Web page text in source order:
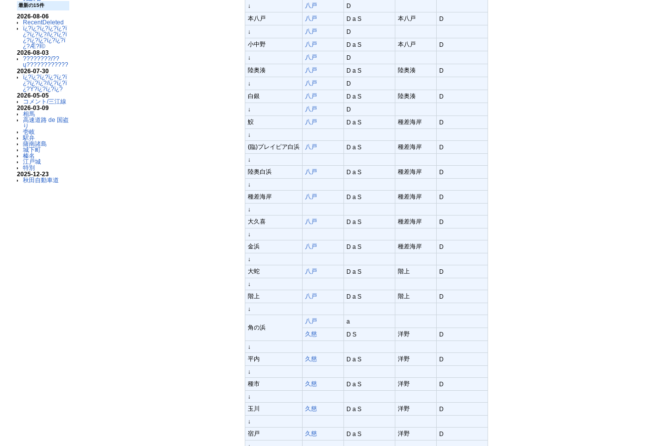
最新の15件
2026-08-06
RecentDeleted
ï¿?ï¿?ï¿?ï¿?ï¿?ï
¿?ï¿?ï¿?/ï¿?ï¿?ï
¿?ï¿?ï¿?ï¿?ï¿?ï
¿?Æ?Ï©
2026-08-03
????????/??
ų????????????
2026-07-30
ï¿?ï¿?ï¿?ï¿?ï¿?ï
¿?ï¿?ï¿?/ï¿?ï¿?ï
¿?Ý?ï¿?ï¿?ï¿?
2026-05-05
コメント/三江線
2026-03-09
相馬
高速道路 de 国盗
り
壱岐
駅弁
薩南諸島
城下町
榛名
江戸城
特別
2025-12-23
秋田自動車道
↓
八戸
D
本八戸
八戸 D a S 本八戸
D
↓
八戸
D
小中野
八戸 D a S 本八戸
D
↓
八戸
D
陸奥湊
八戸 D a S 陸奥湊
D
↓
八戸
D
白銀
八戸 D a S 陸奥湊
D
↓
八戸
D
鮫
八戸 D a S 種差海岸
D
↓
(臨)プレイピア白浜
八戸 D a S 種差海岸
D
↓
陸奥白浜
八戸 D a S 種差海岸
D
↓
種差海岸
八戸 D a S 種差海岸
D
↓
大久喜
八戸 D a S 種差海岸
D
↓
金浜
八戸 D a S 種差海岸
D
↓
大蛇
八戸 D a S 階上
D
↓
階上
八戸 D a S 階上
D
↓
角の浜
八戸
a
久慈
D S 洋野
D
↓
平内
久慈 D a S 洋野
D
↓
種市
久慈 D a S 洋野
D
↓
玉川
久慈 D a S 洋野
D
↓
宿戸
久慈 D a S 洋野
D